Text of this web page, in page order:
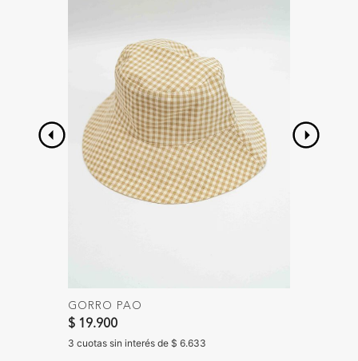
GORRO PAO
$ 19.900
3 cuotas sin interés de $ 6.633